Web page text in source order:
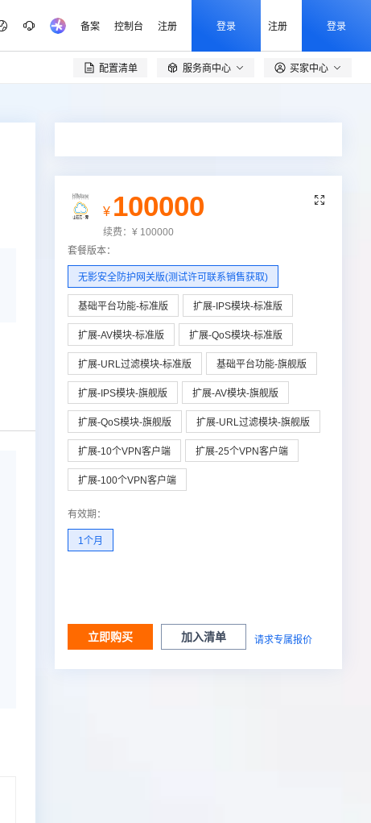
备案 控制台 注册 登录 注册 登录
配置清单  服务商中心 买家中心

¥ 100000
续费：¥ 100000
套餐版本：
无影安全防护网关版(测试许可联系销售获取)
基础平台功能-标准版 扩展-IPS模块-标准版
扩展-AV模块-标准版 扩展-QoS模块-标准版
扩展-URL过滤模块-标准版 基础平台功能-旗舰版
扩展-IPS模块-旗舰版 扩展-AV模块-旗舰版
扩展-QoS模块-旗舰版 扩展-URL过滤模块-旗舰版
扩展-10个VPN客户端 扩展-25个VPN客户端
扩展-100个VPN客户端
有效期 ：
1个月
立即购买 加入清单 请求专属报价